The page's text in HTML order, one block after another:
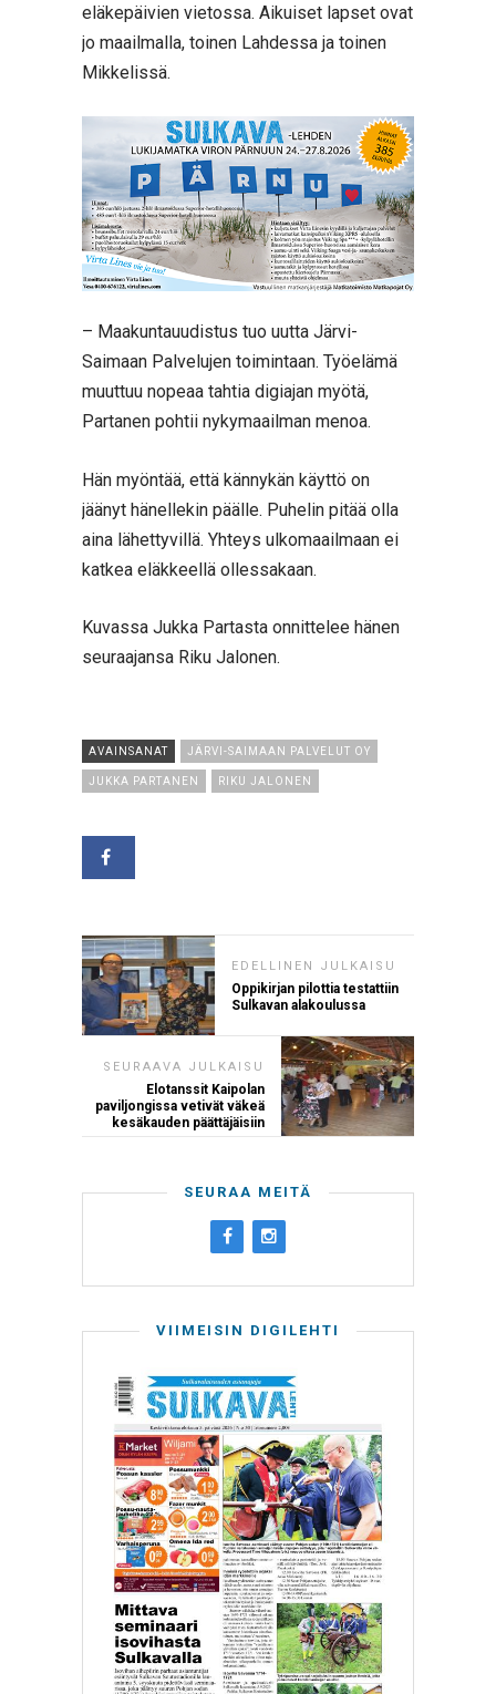
eläkepäivien vietossa. Aikuiset lapset ovat
jo maailmalla, toinen Lahdessa ja toinen
Mikkelissä.
– Maakuntauudistus tuo uutta Järvi-
Saimaan Palvelujen toimintaan. Työelämä
muuttuu nopeaa tahtia digiajan myötä,
Partanen pohtii nykymaailman menoa.
Hän myöntää, että kännykän käyttö on
jäänyt hänellekin päälle. Puhelin pitää olla
aina lähettyvillä. Yhteys ulkomaailmaan ei
katkea eläkkeellä ollessakaan.
Kuvassa Jukka Partasta onnittelee hänen
seuraajansa Riku Jalonen.
AVAINSANAT JÄRVI-SAIMAAN PALVELUT OY
JUKKA PARTANEN RIKU JALONEN
EDELLINEN JULKAISU
Oppikirjan pilottia testattiin
Sulkavan alakoulussa
SEURAAVA JULKAISU
Elotanssit Kaipolan
paviljongissa vetivät väkeä
kesäkauden päättäjäisiin
SEURAA MEITÄ
VIIMEISIN DIGILEHTI